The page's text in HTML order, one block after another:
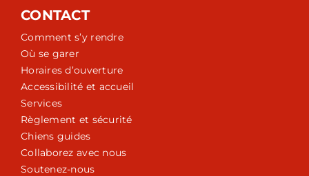
CONTACT
Comment s’y rendre
Où se garer
Horaires d’ouverture
Accessibilité et accueil
Services
Règlement et sécurité
Chiens guides
Collaborez avec nous
Soutenez-nous